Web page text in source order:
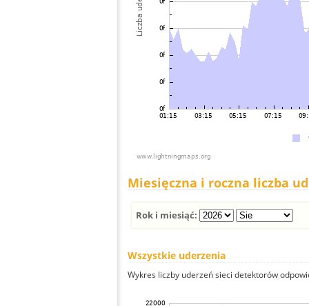
Miesięczna i roczna liczba
Rok i miesiąć:
Wszystkie uderzenia
Wykres liczby uderzeń sieci detektorów